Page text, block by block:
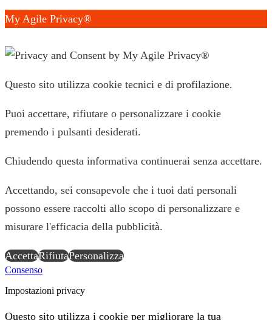
My Agile Privacy®
Questo sito utilizza cookie tecnici e di profilazione.
Puoi accettare, rifiutare o personalizzare i cookie
premendo i pulsanti desiderati.
Chiudendo questa informativa continuerai senza accettare.
Accettando, sei consapevole che i tuoi dati personali
possono essere raccolti allo scopo di personalizzare e
misurare l'efficacia della pubblicità.
AccettaRifiutaPersonalizza
Consenso
Impostazioni privacy
Questo sito utilizza i cookie per migliorare la tua